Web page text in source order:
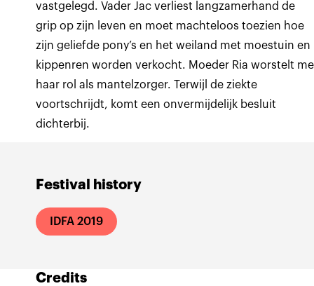
Festival history
IDFA 2019
vastgelegd. Vader Jac verliest langzamerhand de
grip op zijn leven en moet machteloos toezien hoe
zijn geliefde pony’s en het weiland met moestuin en
kippenren worden verkocht. Moeder Ria worstelt
haar rol als mantelzorger. Terwijl de ziekte
voortschrijdt, komt een onvermijdelijk besluit
dichterbij.
Credits